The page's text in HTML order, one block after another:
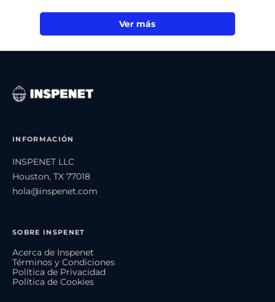
Ver más
INFORMACIÓN
INSPENET LLC
Houston, TX 77018
hola@inspenet.com
SOBRE INSPENET
Acerca de Inspenet
Términos y Condiciones
Política de Privacidad
Política de Cookies